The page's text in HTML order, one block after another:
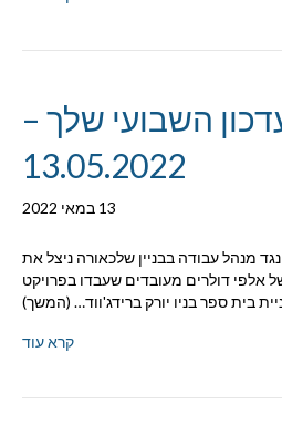
השבועי שלך –
13.05.2022
13 במאי 2022
מנהל עבודה בבניין שלכאורה ניצל את
אלפי דולרים מעובדים שעבדו בפרויקט
בית ספר בניו יורק ברידג'ווד… (המשך)
קרא עוד